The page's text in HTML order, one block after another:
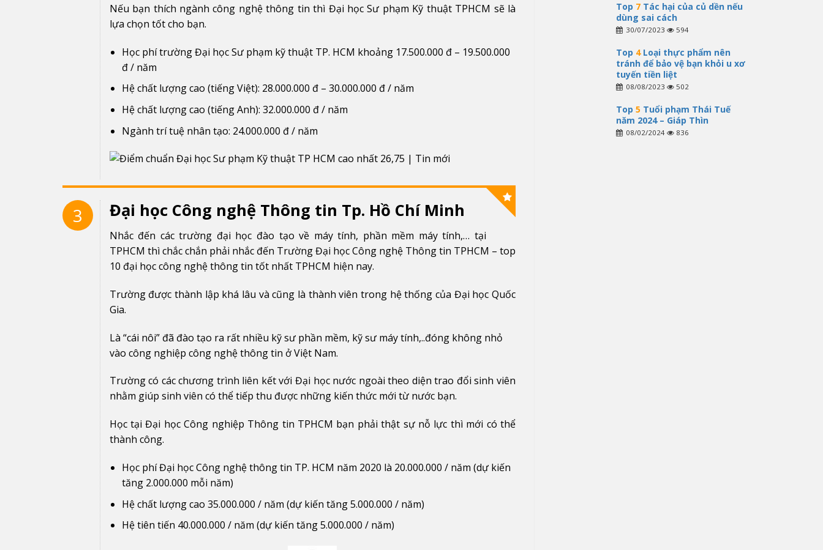
Nếu bạn thích ngành công nghệ thông tin thì Đại học Sư phạm Kỹ thuật TPHCM sẽ là
lựa chọn tốt cho bạn.
Học phí trường Đại học Sư phạm kỹ thuật TP. HCM khoảng 17.500.000 đ – 19.500.000
đ / năm
Hệ chất lượng cao (tiếng Việt): 28.000.000 đ – 30.000.000 đ / năm
Hệ chất lượng cao (tiếng Anh): 32.000.000 đ / năm
Ngành trí tuệ nhân tạo: 24.000.000 đ / năm
3 Đại học Công nghệ Thông tin Tp. Hồ Chí Minh
Nhắc đến các trường đại học đào tạo về máy tính, phần mềm máy tính,… tại
TPHCM thì chắc chắn phải nhắc đến Trường Đại học Công nghệ Thông tin TPHCM – top
10 đại học công nghệ thông tin tốt nhất TPHCM hiện nay.
Trường được thành lập khá lâu và cũng là thành viên trong hệ thống của Đại học Quốc
Gia.
Là “cái nôi” đã đào tạo ra rất nhiều kỹ sư phần mềm, kỹ sư máy tính,..đóng không nhỏ
vào công nghiệp công nghệ thông tin ở Việt Nam.
Trường có các chương trình liên kết với Đại học nước ngoài theo diện trao đổi sinh viên
nhằm giúp sinh viên có thể tiếp thu được những kiến thức mới từ nước bạn.
Học tại Đại học Công nghiệp Thông tin TPHCM bạn phải thật sự nỗ lực thì mới có thể
thành công.
Học phí Đại học Công nghệ thông tin TP. HCM năm 2020 là 20.000.000 / năm (dự kiến
tăng 2.000.000 mỗi năm)
Hệ chất lượng cao 35.000.000 / năm (dự kiến tăng 5.000.000 / năm)
Hệ tiên tiến 40.000.000 / năm (dự kiến tăng 5.000.000 / năm)
Top 7Tác hại của củ dền nếu
dùng sai cách
30/07/2023 594
Top 4Loại thực phẩm nên
tránh để bảo vệ bạn khỏi u xơ
tuyến tiền liệt
08/08/2023 502
Top 5 Tuổi phạm Thái Tuế
năm 2024 – Giáp Thìn
08/02/2024 836